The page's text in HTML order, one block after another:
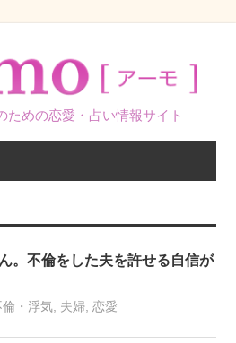
ための恋愛・占い情報サイト
。不倫をした夫を許せる自信が
倫・浮気, 夫婦, 恋愛